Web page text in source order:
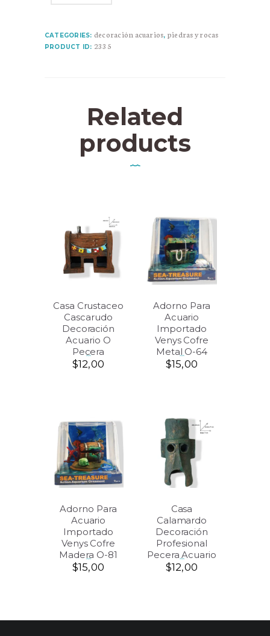
Decoración
Natural
CATEGORIES: decoración acuarios, piedras y rocas
PRODUCT ID: 2335
Related
products
Casa Crustaceo
Cascarudo
Decoración
Acuario O
Pecera
$12,00
Adorno Para
Acuario
Importado
Venys Cofre
Metal O-64
$15,00
Adorno Para
Acuario
Importado
Venys Cofre
Madera O-81
$15,00
Casa
Calamardo
Decoración
Profesional
Pecera Acuario
$12,00